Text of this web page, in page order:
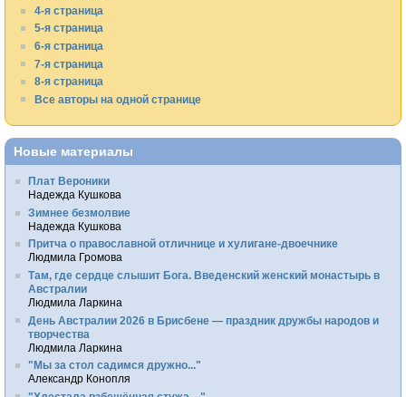
4-я страница
5-я страница
6-я страница
7-я страница
8-я страница
Все авторы на одной странице
Новые материалы
Плат Вероники
Надежда Кушкова
Зимнее безмолвие
Надежда Кушкова
Притча о православной отличнице и хулигане-двоечнике
Людмила Громова
Там, где сердце слышит Бога. Введенский женский монастырь в
Австралии
Людмила Ларкина
День Австралии 2026 в Брисбене — праздник дружбы народов и
творчества
Людмила Ларкина
"Мы за стол садимся дружно..."
Александр Конопля